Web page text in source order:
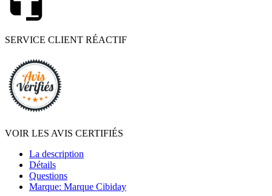
SERVICE CLIENT RÉACTIF
VOIR LES AVIS CERTIFIÉS
La description
Détails
Questions
Marque: Marque Cibiday